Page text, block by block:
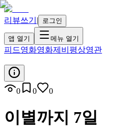
리뷰쓰기 | 로그인
앱 열기 메뉴 열기
피드영화영화제 비평상영관
0 0 0
이별까지 7일